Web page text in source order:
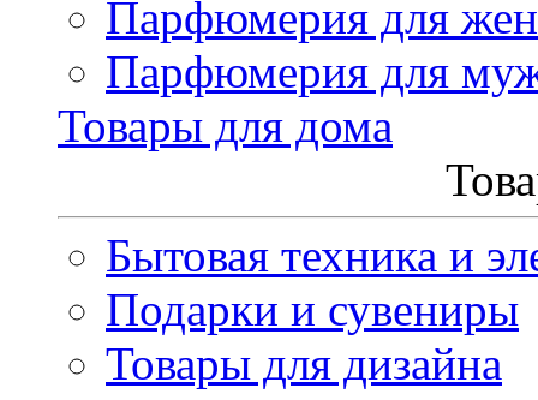
Парфюмерия для
Парфюмерия для
Товары для дома
Бытовая техника и
Подарки и сувениры
Товары для дизайна